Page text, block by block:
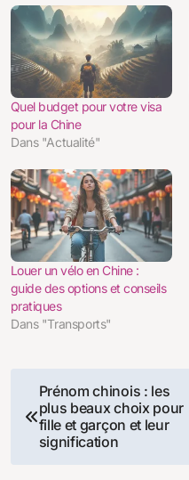
Quel budget pour votre visa
pour la Chine
Dans "Actualité"
Louer un vélo en Chine :
guide des options et conseils
pratiques
Dans "Transports"
Navigation
de
Prénom chinois : les
plus beaux choix pour
fille et garçon et leur
signification